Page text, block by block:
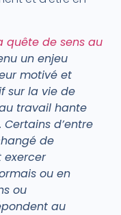
quête de sens au
un enjeu
motivé et
sur la vie de
travail hante
d’entre
de
exercer
ou en
ou
au